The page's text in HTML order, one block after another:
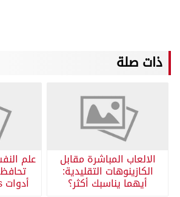
ذات صلة
الالعاب المباشرة مقابل
الكازينوهات التقليدية:
أيهما يناسبك أكثر؟
علم
أدوات Exness التحليلية